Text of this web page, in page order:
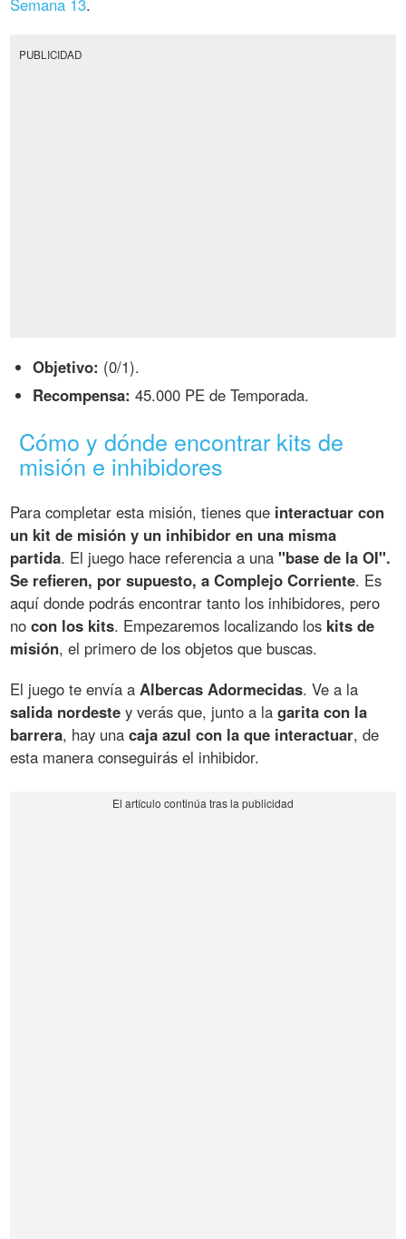
Semana 13.
PUBLICIDAD
Objetivo: (0/1).
Recompensa: 45.000 PE de Temporada.
Cómo y dónde encontrar kits de
misión e inhibidores
Para completar esta misión, tienes que interactuar con
un kit de misión y un inhibidor en una misma
partida. El juego hace referencia a una"base de la OI".
Se refieren, por supuesto, a Complejo Corriente. Es
aquí donde podrás encontrar tanto los inhibidores, pero
nocon los kits. Empezaremos localizando los kits de
misión, el primero de los objetos que buscas.
El juego te envía aAlbercas Adormecidas. Ve a la
salida nordeste y verás que, junto a lagarita con la
barrera, hay unacaja azul con la que interactuar, de
esta manera conseguirás el inhibidor.